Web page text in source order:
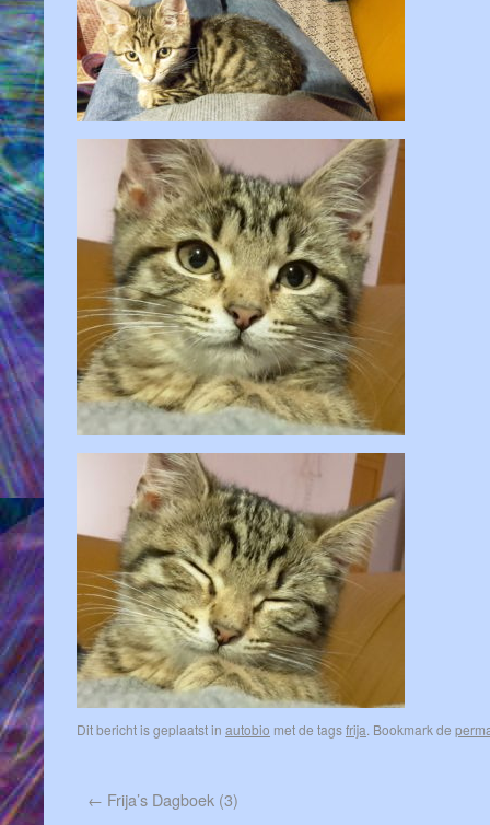
Dit bericht is geplaatst in autobio met de tagsfrija. Bookmark de
← Frija’s Dagboek (3)